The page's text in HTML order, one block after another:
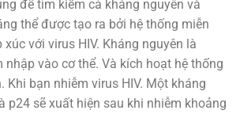
để tìm kiếm cả kháng nguyên và
thể được tạo ra bởi hệ thống miễn
với virus HIV. Kháng nguyên là
nhập vào cơ thể. Và kích hoạt hệ thống
Khi bạn nhiễm virus HIV. Một kháng
p24 sẽ xuất hiện sau khi nhiễm khoảng